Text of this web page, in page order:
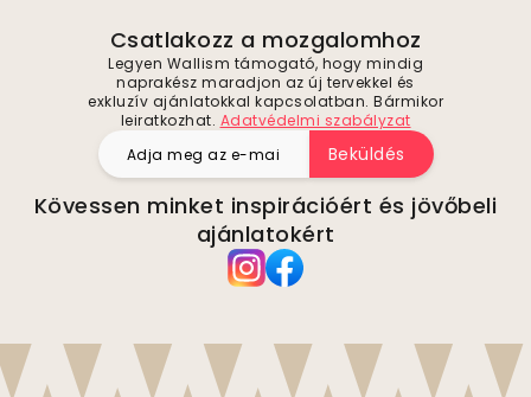
Csatlakozz a mozgalomhoz
Legyen Wallism támogató, hogy mindig
naprakész maradjon az új tervekkel és
exkluzív ajánlatokkal kapcsolatban. Bármikor
leiratkozhat. Adatvédelmi szabályzat
Beküldés
Kövessen minket inspirációért és jövőbeli
ajánlatokért